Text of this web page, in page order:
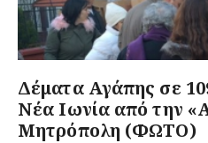
Δέματα Αγάπης σε
Νέα Ιωνία από την
Μητρόπολη (ΦΩΤΟ)